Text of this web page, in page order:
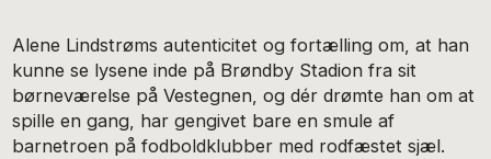
Alene Lindstrøms autenticitet og fortælling om, at han
kunne se lysene inde på Brøndby Stadion fra sit
børneværelse på Vestegnen, og dér drømte han om at
spille en gang, har gengivet bare en smule af
barnetroen på fodboldklubber med rodfæstet sjæl.